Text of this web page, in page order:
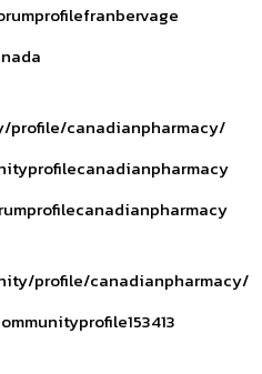
profile/canadianpharmacy/
profile/canadianpharmacy/